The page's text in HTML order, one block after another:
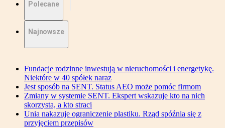
Polecane
Najnowsze
Fundacje rodzinne inwestują w nieruchomości i energetykę.
Niektóre w 40 spółek naraz
Jest sposób na SENT. Status AEO może pomóc firmom
Zmiany w systemie SENT. Ekspert wskazuje kto na nich
skorzysta, a kto straci
Unia nakazuje ograniczenie plastiku. Rząd spóźnia się z
przyjęciem przepisów